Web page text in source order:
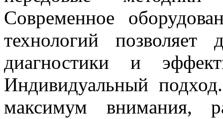
Современное
технологий позволяет
диагностики и
Индивидуальный
максимум внимания,